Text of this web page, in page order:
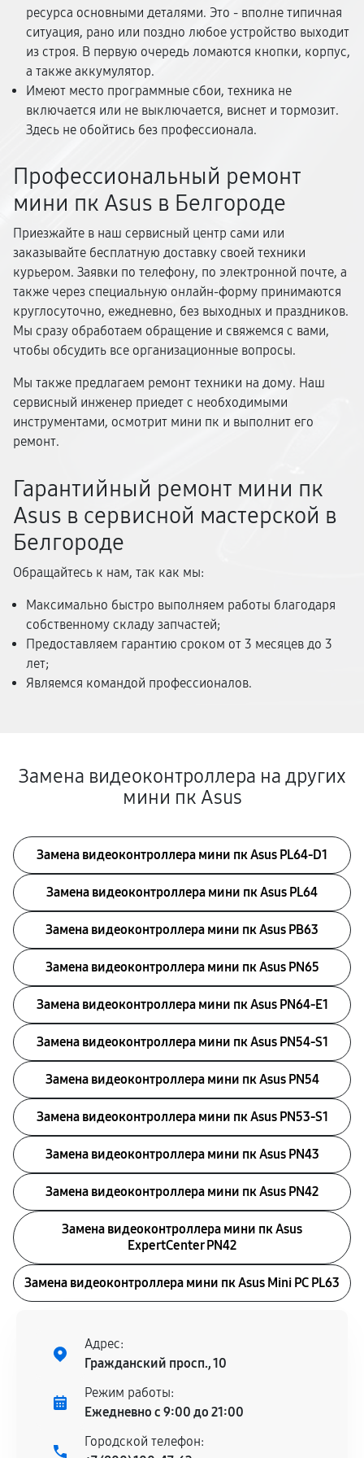
ресурса основными деталями. Это - вполне типичная
ситуация, рано или поздно любое устройство выходит
из строя. В первую очередь ломаются кнопки, корпус,
а также аккумулятор.
Имеют место программные сбои, техника не
включается или не выключается, виснет и тормозит.
Здесь не обойтись без профессионала.
Профессиональный ремонт
мини пк Asus в Белгороде
Приезжайте в наш сервисный центр сами или
заказывайте бесплатную доставку своей техники
курьером. Заявки по телефону, по электронной почте, а
также через специальную онлайн-форму принимаются
круглосуточно, ежедневно, без выходных и праздников.
Мы сразу обработаем обращение и свяжемся с вами,
чтобы обсудить все организационные вопросы.
Мы также предлагаем ремонт техники на дому. Наш
сервисный инженер приедет с необходимыми
инструментами, осмотрит мини пк и выполнит его
ремонт.
Гарантийный ремонт мини пк
Asus в сервисной мастерской в
Белгороде
Обращайтесь к нам, так как мы:
Максимально быстро выполняем работы благодаря
собственному складу запчастей;
Предоставляем гарантию сроком от 3 месяцев до 3
лет;
Являемся командой профессионалов.
Замена видеоконтроллера на других
мини пк Asus
Замена видеоконтроллера мини пк Asus PL64-D1
Замена видеоконтроллера мини пк Asus PL64
Замена видеоконтроллера мини пк Asus PB63
Замена видеоконтроллера мини пк Asus PN65
Замена видеоконтроллера мини пк Asus PN64-E1
Замена видеоконтроллера мини пк Asus PN54-S1
Замена видеоконтроллера мини пк Asus PN54
Замена видеоконтроллера мини пк Asus PN53-S1
Замена видеоконтроллера мини пк Asus PN43
Замена видеоконтроллера мини пк Asus PN42
Замена видеоконтроллера мини пк Asus
ExpertCenter PN42
Замена видеоконтроллера мини пк Asus Mini PC PL63
Адрес:
Гражданский просп., 10
Режим работы:
Ежедневно с 9:00 до 21:00
Городской телефон: